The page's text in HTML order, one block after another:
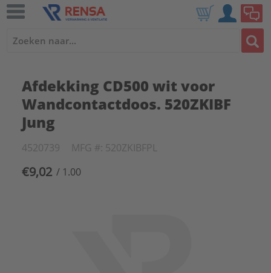
Afdekking CD500 wit voor
Wandcontactdoos. 520ZKIBF
Jung
4520739 MFG #: 520ZKIBFPL
€9,02 / 1.00